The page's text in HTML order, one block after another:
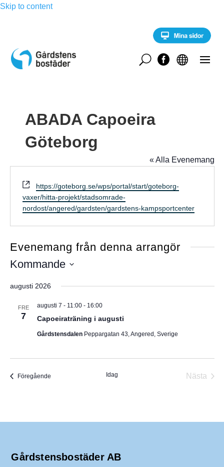
Skip to content


U
ABADA Capoeira
Göteborg
« Alla Evenemang
W
e
b
i
e
https://goteborg.se/wps/portal/start/goteborg-
vaxer/hitta-projekt/stadsomrade-
nordost/angered/gardsten/gardstens-kampsportcenter
Evenemang från denna arrangör
Kommande
ä
m
augusti 2026
FRE
7 Capoeiraträning i augusti
augusti 7 - 11:00- 16:00
Gårdstensdalen Peppargatan 43, Angered, Sverige
FöregåendeEvenemang Idag
Nästa
Gårdstensbostäder AB